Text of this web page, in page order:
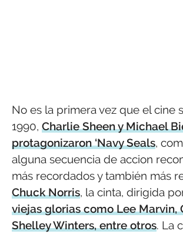
No es la primera vez que el cine
1990, Charlie Sheen y Michael
protagonizaron ‘Navy Seals,
alguna secuencia de accion
más recordados y también más
Chuck Norris, la cinta, dirigida
viejas glorias como Lee Marvin,
Shelley Winters, entre otros. La